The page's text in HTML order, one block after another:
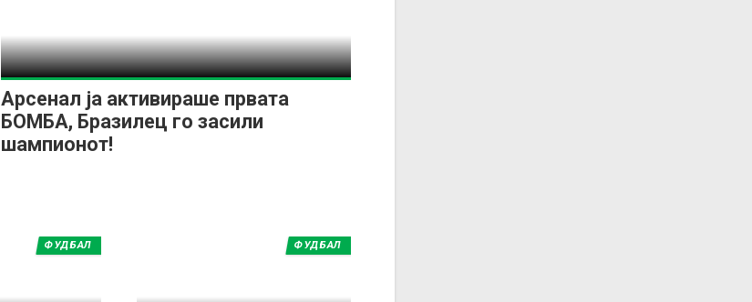
Арсенал ја активираше првата
БОМБА, Бразилец го засили
шампионот!
ФУДБАЛ ФУДБАЛ